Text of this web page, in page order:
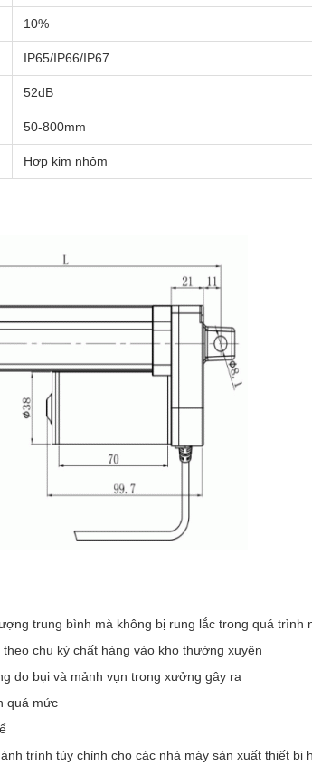
10%
IP65/IP66/IP67
52dB
50-800mm
Hợp kim nhôm
trung bình mà không bị rung lắc trong quá trình
chu kỳ chất hàng vào kho thường xuyên
do bụi và mảnh vụn trong xưởng gây ra
quá mức
trình tùy chỉnh cho các nhà máy sản xuất thiết bị